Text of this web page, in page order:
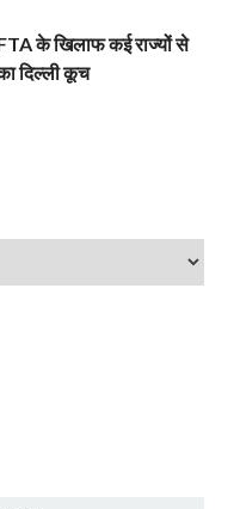
के खिलाफ कई राज्यों से
दिल्ली कूच